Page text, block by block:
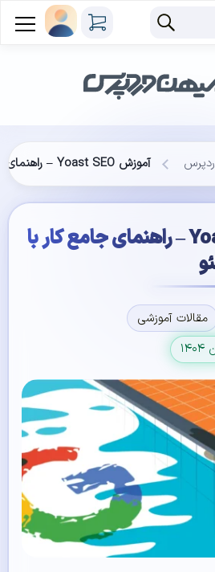
آموزش Yoast SEO – راهنمای جامع کار با افزونه یواست سئو
آموزش Yoast SEO – راهنمای جامع کار با
مقالات آموزشی